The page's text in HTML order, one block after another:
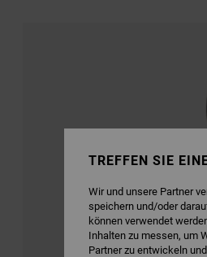
TREFFEN SIE
Wir und unsere Partner
speichern und/oder
können verwendet
Inhalten zu messen, um
Partner zu entwickeln